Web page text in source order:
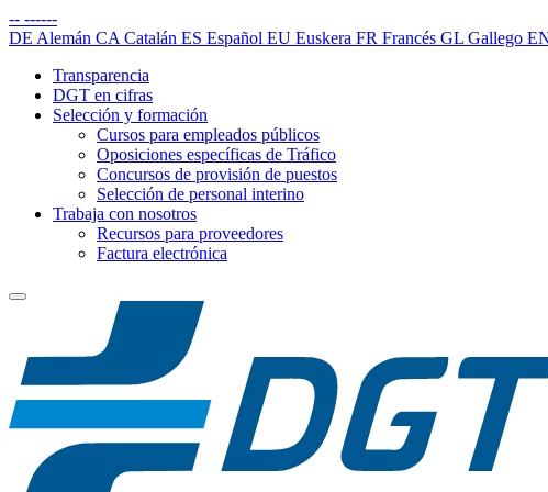
-- ------
DE Alemán CA Catalán ES Español EU Euskera FR Francés GL Gallego
Transparencia
DGT en cifras
Selección y formación
Cursos para empleados públicos
Oposiciones específicas de Tráfico
Concursos de provisión de puestos
Selección de personal interino
Trabaja con nosotros
Recursos para proveedores
Factura electrónica